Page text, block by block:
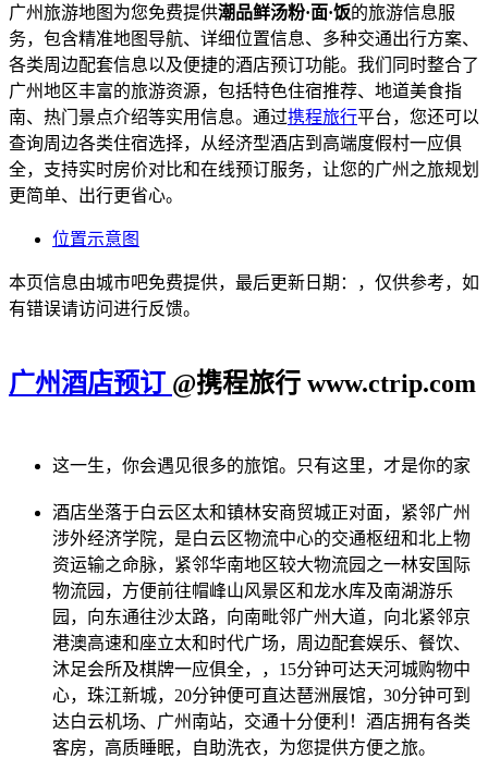
广州旅游地图为您免费提供潮品鲜汤粉·面·饭的旅游信息服
务，包含精准地图导航、详细位置信息、多种交通出行方案、
各类周边配套信息以及便捷的酒店预订功能。我们同时整合了
广州地区丰富的旅游资源，包括特色住宿推荐、地道美食指
南、热门景点介绍等实用信息。通过携程旅行平台，您还可以
查询周边各类住宿选择，从经济型酒店到高端度假村一应俱
全，支持实时房价对比和在线预订服务，让您的广州之旅规划
更简单、出行更省心。
位置示意图
本页信息由城市吧免费提供，最后更新日期：，仅供参考，如
有错误请访问进行反馈。
广州酒店预订 @携程旅行 www.ctrip.com
这一生，你会遇见很多的旅馆。只有这里，才是你的家
酒店坐落于白云区太和镇林安商贸城正对面，紧邻广州
涉外经济学院，是白云区物流中心的交通枢纽和北上物
资运输之命脉，紧邻华南地区较大物流园之一林安国际
物流园，方便前往帽峰山风景区和龙水库及南湖游乐
园，向东通往沙太路，向南毗邻广州大道，向北紧邻京
港澳高速和座立太和时代广场，周边配套娱乐、餐饮、
沐足会所及棋牌一应俱全，，15分钟可达天河城购物中
心，珠江新城，20分钟便可直达琶洲展馆，30分钟可到
达白云机场、广州南站，交通十分便利！酒店拥有各类
客房，高质睡眠，自助洗衣，为您提供方便之旅。